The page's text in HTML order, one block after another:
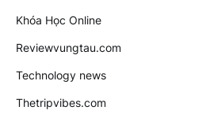
Khóa Học Online
Reviewvungtau.com
Technology news
Thetripvibes.com